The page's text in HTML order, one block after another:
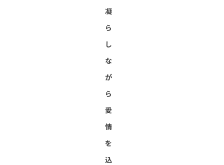
凝
ら
し
な
が
ら
愛
情
を
込